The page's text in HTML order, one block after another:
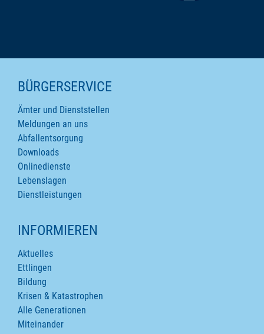
SEITENINHALTE
BÜRGERSERVICE
Ämter und Dienststellen
Meldungen an uns
Abfallentsorgung
Downloads
Onlinedienste
Lebenslagen
Dienstleistungen
INFORMIEREN
Aktuelles
Ettlingen
Bildung
Krisen & Katastrophen
Alle Generationen
Miteinander